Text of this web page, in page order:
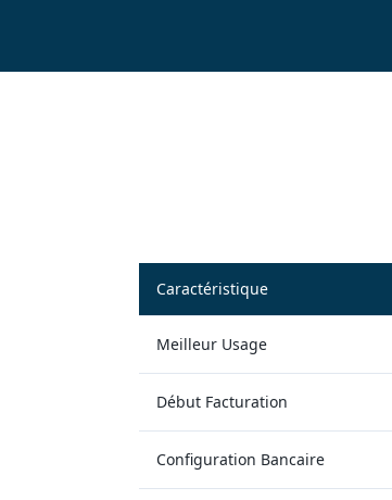
Caractéristique
Meilleur Usage
Début Facturation
Configuration Bancaire